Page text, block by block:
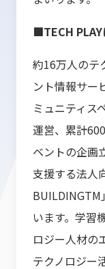
■TECH PLAY
約16万人のテ
ント情報サー
ミュニティス
運営、累計
ベントの企画
支援する法人
BUILDINGTM
います。学習
ロジー人材の
テクノロジー